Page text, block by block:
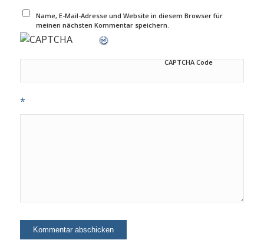
Name, E-Mail-Adresse und Website in diesem Browser für
meinen nächsten Kommentar speichern.
CAPTCHA Code
*